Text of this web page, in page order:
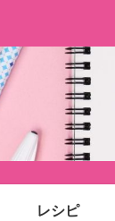
レシピ